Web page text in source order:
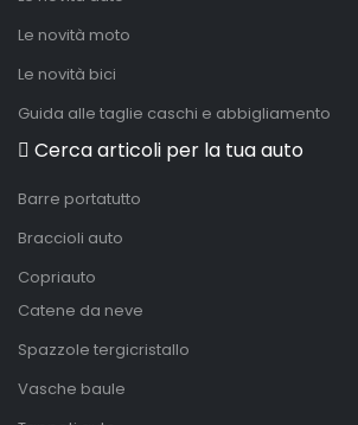
Le novità moto
Le novità bici
Guida alle taglie caschi e abbigliamento
Cerca articoli per la tua auto
Barre portatutto
Braccioli auto
Copriauto
Catene da neve
Spazzole tergicristallo
Vasche baule